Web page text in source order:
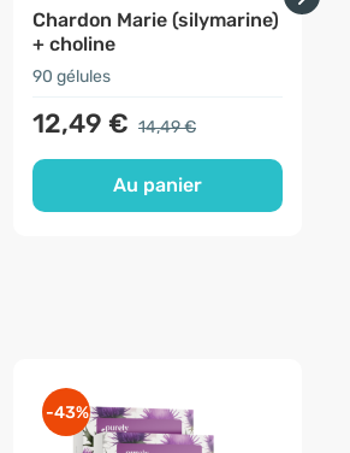
Chardon Marie (silymarine)
+ choline
90 gélules
12,49 € 14,49 €
Au panier
-43%